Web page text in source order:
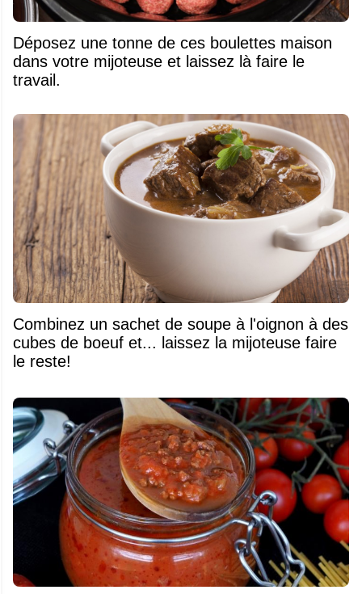
Déposez une tonne de ces boulettes maison
dans votre mijoteuse et laissez là faire le
travail.
Combinez un sachet de soupe à l'oignon à des
cubes de boeuf et... laissez la mijoteuse faire
le reste!